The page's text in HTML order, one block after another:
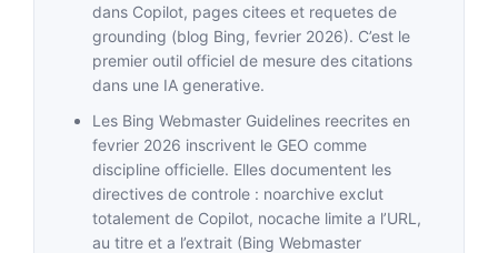
dans Copilot, pages citees et requetes de
grounding (blog Bing, fevrier 2026). C’est le
premier outil officiel de mesure des citations
dans une IA generative.
Les Bing Webmaster Guidelines reecrites en
fevrier 2026 inscrivent le GEO comme
discipline officielle. Elles documentent les
directives de controle : noarchive exclut
totalement de Copilot, nocache limite a l’URL,
au titre et a l’extrait (Bing Webmaster